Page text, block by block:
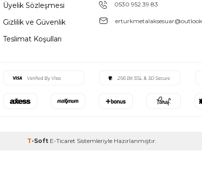
Üyelik Sözleşmesi
Gizlilik ve Güvenlik
Teslimat Koşulları
0530 952 39 83
T-Soft E-Ticaret Sistemleriyle Hazırlanmıştır.